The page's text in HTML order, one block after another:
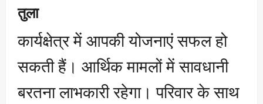
तुला
कार्यक्षेत्र में आपकी योजनाएं सफल हो
सकती हैं। आर्थिक मामलों में सावधानी
बरतना लाभकारी रहेगा। परिवार के साथ